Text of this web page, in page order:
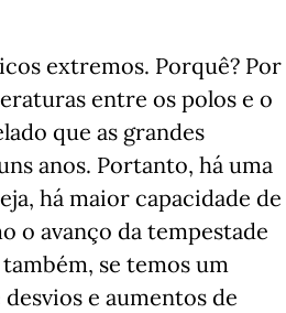
extremos. Porquê? Por
entre os polos e o
que as grandes
anos. Portanto, há uma
há maior capacidade de
o avanço da tempestade
se temos um
e aumentos de